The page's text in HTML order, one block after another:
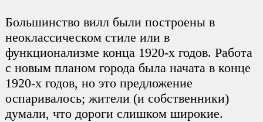
Большинство вилл были построены в
неоклассическом стиле или в
функционализме конца 1920-х годов. Работа
с новым планом города была начата в конце
1920-х годов, но это предложение
оспаривалось; жители (и собственники)
думали, что дороги слишком широкие.